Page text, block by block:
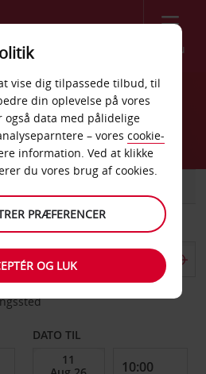
Menu
Lakes
DATO TIL
vise dig tilpassede tilbud, til
din oplevelse på vores
også data med pålidelige
– vores cookie-
information. Ved at klikke
du vores brug af cookies.
PRÆFERENCER
OG LUK